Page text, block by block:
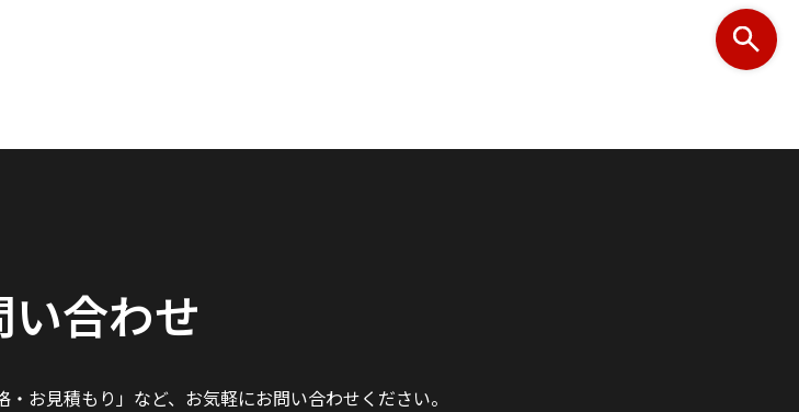
い合わせ
・お見積もり」など、 お気軽にお問い合わせください。